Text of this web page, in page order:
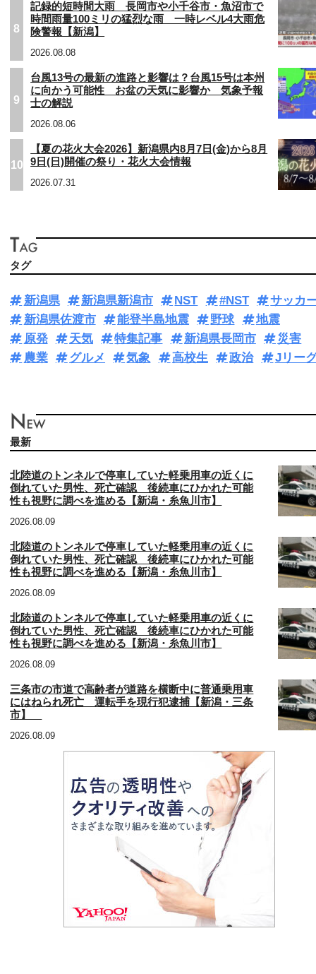
8
記録的短時間大雨 長岡市や小千谷市・魚沼市で
時間雨量100ミリの猛烈な雨 一時レベル4大雨危
険警報【新潟】
2026.08.08
9
台風13号の最新の進路と影響は？台風15号は本州
に向かう可能性 お盆の天気に影響か 気象予報
士の解説
2026.08.06
10
【夏の花火大会2026】新潟県内8月7日(金)から8月
9日(日)開催の祭り・花火大会情報
2026.07.31
タグ
新潟県 新潟県新潟市 NST #NST
サッカ
新潟県佐渡市
能登半島地震 野球
地震
原発
天気 特集記事 新潟県長岡市
災害
農業
グルメ 気象 高校生 政治 Jリー
最新
北陸道のトンネルで停車していた軽乗用車の近くに
倒れていた男性、死亡確認 後続車にひかれた可能
性も視野に調べを進める【新潟・糸魚川市】
2026.08.09
北陸道のトンネルで停車していた軽乗用車の近くに
倒れていた男性、死亡確認 後続車にひかれた可能
性も視野に調べを進める【新潟・糸魚川市】
2026.08.09
北陸道のトンネルで停車していた軽乗用車の近くに
倒れていた男性、死亡確認 後続車にひかれた可能
性も視野に調べを進める【新潟・糸魚川市】
2026.08.09
三条市の市道で高齢者が道路を横断中に普通乗用車
にはねられ死亡 運転手を現行犯逮捕【新潟・三条
市】
2026.08.09